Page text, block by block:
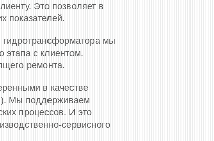
Это позволяет в
показателей.
мы
этапа с клиентом.
ремонта.
в качестве
Мы поддерживаем
процессов. И это
сервисного